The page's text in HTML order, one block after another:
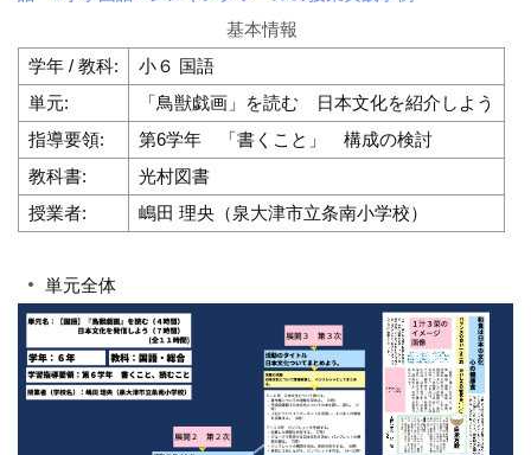
基本情報
学年 / 教科:
小６ 国語
単元:
「鳥獣戯画」を読む 日本文化を紹介しよう
指導要領:
第6学年 「書くこと」 構成の検討
教科書:
光村図書
授業者:
嶋田 理央（泉大津市立条南小学校）
単元全体